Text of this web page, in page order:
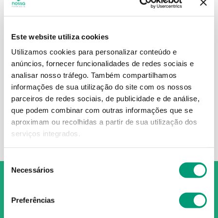
Este website utiliza cookies
Utilizamos cookies para personalizar conteúdo e
anúncios, fornecer funcionalidades de redes sociais e
analisar nosso tráfego. Também compartilhamos
informações de sua utilização do site com os nossos
parceiros de redes sociais, de publicidade e de análise,
que podem combinar com outras informações que se
aproximam ou recolhidas a partir de sua utilização dos
serviços integrados.
Seleção
Necessários
Preferências
Cera Di Cupra Creme
6,78 €